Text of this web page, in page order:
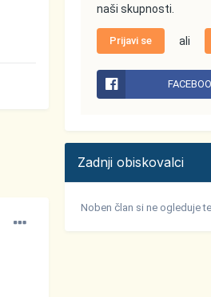
naši skupnosti.
Prijavi se ali
Zadnji obiskovalci
Noben član si ne ogleduje te